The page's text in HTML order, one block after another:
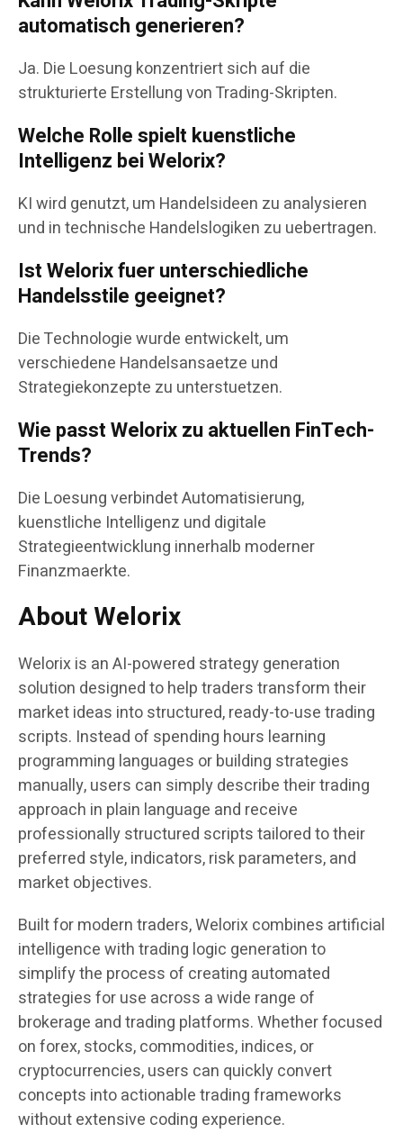
automatisch generieren?
Ja. Die Loesung konzentriert sich auf die
strukturierte Erstellung von Trading-Skripten.
Welche Rolle spielt kuenstliche
Intelligenz bei Welorix?
KI wird genutzt, um Handelsideen zu analysieren
und in technische Handelslogiken zu uebertragen.
Ist Welorix fuer unterschiedliche
Handelsstile geeignet?
Die Technologie wurde entwickelt, um
verschiedene Handelsansaetze und
Strategiekonzepte zu unterstuetzen.
Wie passt Welorix zu aktuellen FinTech-
Trends?
Die Loesung verbindet Automatisierung,
kuenstliche Intelligenz und digitale
Strategieentwicklung innerhalb moderner
Finanzmaerkte.
About Welorix
Welorix is an AI-powered strategy generation
solution designed to help traders transform their
market ideas into structured, ready-to-use trading
scripts. Instead of spending hours learning
programming languages or building strategies
manually, users can simply describe their trading
approach in plain language and receive
professionally structured scripts tailored to their
preferred style, indicators, risk parameters, and
market objectives.
Built for modern traders, Welorix combines artificial
intelligence with trading logic generation to
simplify the process of creating automated
strategies for use across a wide range of
brokerage and trading platforms. Whether focused
on forex, stocks, commodities, indices, or
cryptocurrencies, users can quickly convert
concepts into actionable trading frameworks
without extensive coding experience.